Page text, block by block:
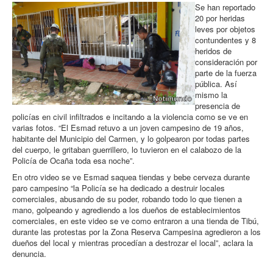
Se han reportado
20 por heridas
leves por objetos
contundentes y 8
heridos de
consideración por
parte de la fuerza
pública. Así
mismo la
presencia de
policías en civil infiltrados e incitando a la violencia como se ve en
varias fotos. “El Esmad retuvo a un joven campesino de 19 años,
habitante del Municipio del Carmen, y lo golpearon por todas partes
del cuerpo, le gritaban guerrillero, lo tuvieron en el calabozo de la
Policía de Ocaña toda esa noche”.
En otro video se ve Esmad saquea tiendas y bebe cerveza durante
paro campesino “la Policía se ha dedicado a destruir locales
comerciales, abusando de su poder, robando todo lo que tienen a
mano, golpeando y agrediendo a los dueños de establecimientos
comerciales, en este video se ve como entraron a una tienda de Tibú,
durante las protestas por la Zona Reserva Campesina agredieron a los
dueños del local y mientras procedían a destrozar el local”, aclara la
denuncia.